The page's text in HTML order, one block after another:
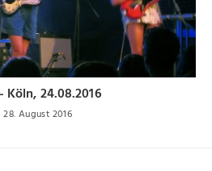
Köln, 24.08.2016
28. August 2016